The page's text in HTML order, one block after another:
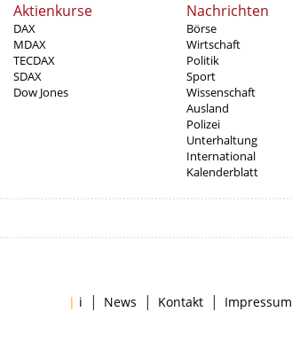
Aktienkurse
DAX
MDAX
TECDAX
SDAX
Dow Jones
Nachrichten
Börse
Wirtschaft
Politik
Sport
Wissenschaft
Ausland
Polizei
Unterhaltung
International
Kalenderblatt
| i | News | Kontakt | Impressum